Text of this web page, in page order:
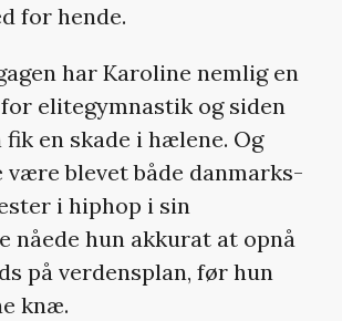
for hende.
har Karoline nemlig en
elitegymnastik og siden
fik en skade i hælene. Og
være blevet både danmarks-
i hiphop i sin
nåede hun akkurat at opnå
på verdensplan, før hun
knæ.